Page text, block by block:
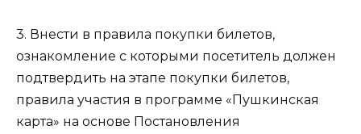
3. Внести в правила покупки билетов,
ознакомление с которыми посетитель должен
подтвердить на этапе покупки билетов,
правила участия в программе «Пушкинская
карта» на основе Постановления